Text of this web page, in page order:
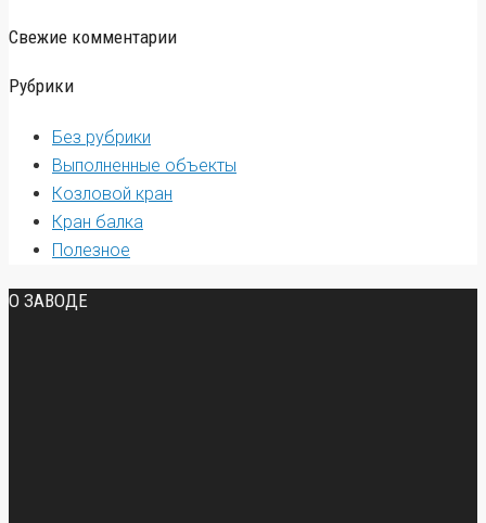
Свежие комментарии
Рубрики
Без рубрики
Выполненные объекты
Козловой кран
Кран балка
Полезное
О ЗАВОДЕ